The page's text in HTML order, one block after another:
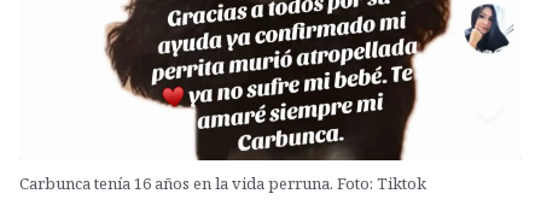
Carbunca tenía 16 años en la vida perruna. Foto: Tiktok